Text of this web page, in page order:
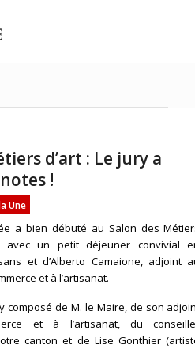
d’art : Le jury a
!
Une
a bien débuté au Salon des
avec un petit déjeuner convivial
et d’Alberto Camaione, adjoint
et à l’artisanat.
composé de M. le Maire, de son
et à l’artisanat, du
canton et de Lise Gonthier